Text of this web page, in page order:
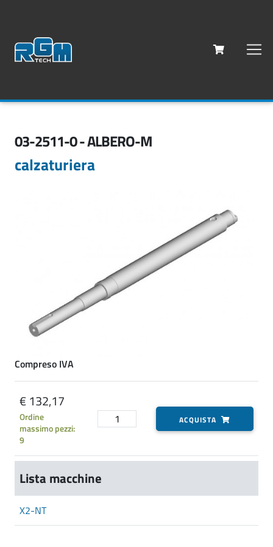
03-2511-0 - ALBERO-M
calzaturiera
Compreso IVA
€ 132,17
Ordine
massimo pezzi:
9
ACQUISTA
Lista macchine
X2-NT